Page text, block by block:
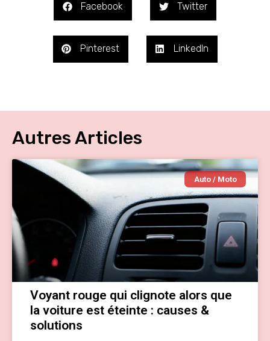
Facebook Twitter
Pinterest LinkedIn
Autres Articles
Auto / Moto
Voyant rouge qui clignote alors que
la voiture est éteinte : causes &
solutions